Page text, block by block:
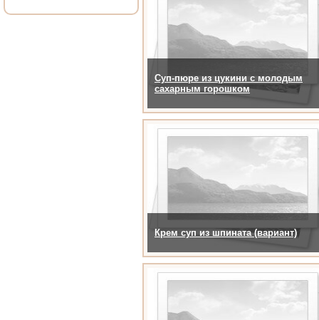
Суп-пюре из цукини с молодым
сахарным горошком
Крем суп из шпината (вариант)